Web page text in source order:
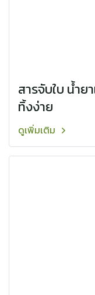
สารจับใบ น้ำย
ทิ้งง่าย
ดูเพิ่มเติม